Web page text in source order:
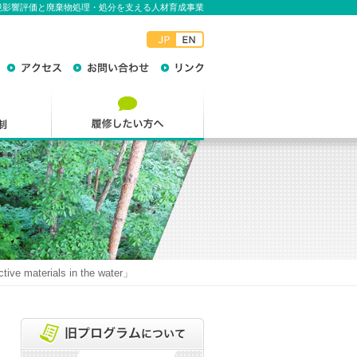
響評価と廃棄物処理・処分を支える人材育成事業
materials in the water」